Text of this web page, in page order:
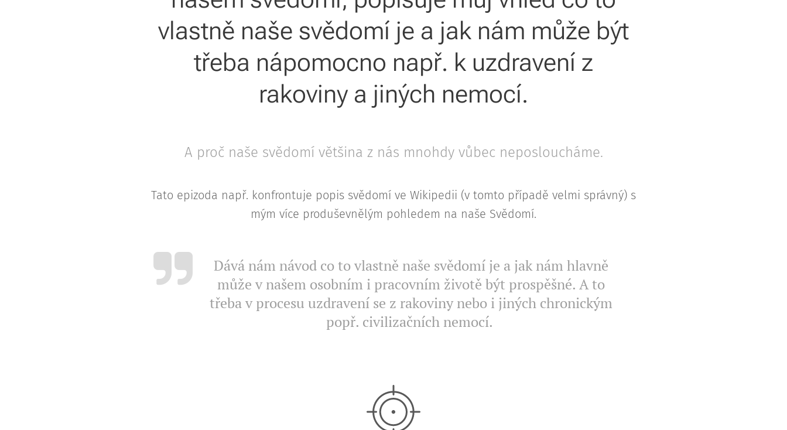
vlastně naše svědomí je a jak nám může být
třeba nápomocno např. k uzdravení z
rakoviny a jiných nemocí.
A proč naše svědomí většina z nás mnohdy vůbec neposloucháme.
Tato epizoda např. konfrontuje popis svědomí ve Wikipedii (v tomto případě velmi správný) s
mým více produševnělým pohledem na naše Svědomí.
Dává nám návod co to vlastně naše svědomí je a jak nám hlavně
může v našem osobním i pracovním životě být prospěšné. A to
třeba v procesu uzdravení se z rakoviny nebo i jiných chronickým
popř. civilizačních nemocí.